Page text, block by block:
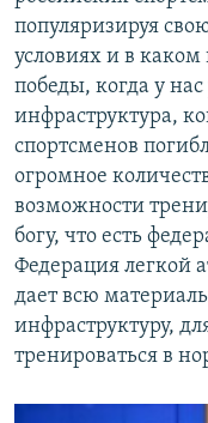
популяризируя
условиях и в
победы, когда у
инфраструктура,
спортсменов
огромное
возможности
богу, что есть
Федерация легкой
дает всю
инфраструктуру,
тренироваться в